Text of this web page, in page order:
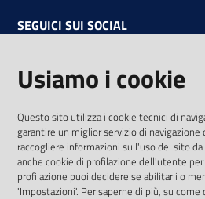
SEGUICI SUI SOCIAL
Ricevi tutti gli aggiornamenti su
adempimenti normativi
Usiamo i cookie
Questo sito utilizza i cookie tecnici di
garantire un miglior servizio di
raccogliere informazioni sull'uso del sito
anche cookie di profilazione dell'utente
profilazione puoi decidere se abilitarli o
'Impostazioni'. Per saperne di più, su